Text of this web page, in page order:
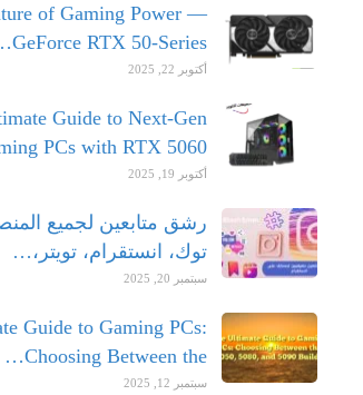
of Gaming Power —
GeForce RTX 50-Series…
أكتوبر 22, 2025
Guide to Next-Gen
PCs with RTX 5060…
أكتوبر 19, 2025
رشق متابعين لجميع
توك، انستقرام، تويتر،…
سبتمبر 20, 2025
Guide to Gaming PCs:
Choosing Between the…
سبتمبر 12, 2025